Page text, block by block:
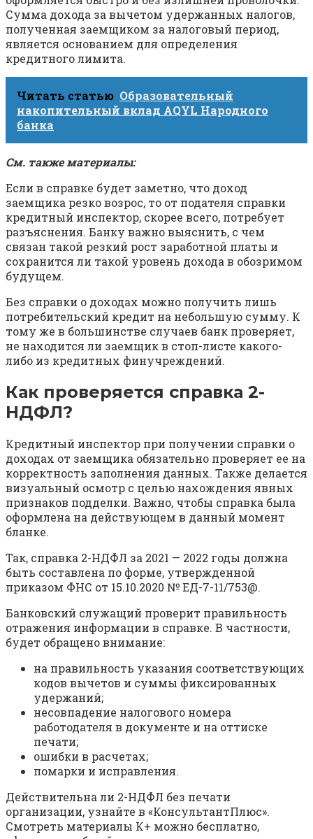
Сумма дохода за вычетом удержанных налогов,
полученная заемщиком за налоговый период,
является основанием для определения
кредитного лимита.
Читать статью Образовательный
накопительный вклад AQYL Народного
банка
См. также материалы:
Если в справке будет заметно, что доход
заемщика резко возрос, то от подателя справки
кредитный инспектор, скорее всего, потребует
разъяснения. Банку важно выяснить, с чем
связан такой резкий рост заработной платы и
сохранится ли такой уровень дохода в обозримом
будущем.
Без справки о доходах можно получить лишь
потребительский кредит на небольшую сумму. К
тому же в большинстве случаев банк проверяет,
не находится ли заемщик в стоп-листе какого-
либо из кредитных финучреждений.
Как проверяется справка 2-
НДФЛ?
Кредитный инспектор при получении справки о
доходах от заемщика обязательно проверяет ее на
корректность заполнения данных. Также делается
визуальный осмотр с целью нахождения явных
признаков подделки. Важно, чтобы справка была
оформлена на действующем в данный момент
бланке.
Так, справка 2-НДФЛ за 2021 — 2022 годы должна
быть составлена по форме, утвержденной
приказом ФНС от 15.10.2020 № ЕД-7-11/753@.
Банковский служащий проверит правильность
отражения информации в справке. В частности,
будет обращено внимание:
на правильность указания соответствующих
кодов вычетов и суммы фиксированных
удержаний;
несовпадение налогового номера
работодателя в документе и на оттиске
печати;
ошибки в расчетах;
помарки и исправления.
Действительна ли 2-НДФЛ без печати
организации, узнайте в «КонсультантПлюс».
Смотреть материалы К+ можно бесплатно,